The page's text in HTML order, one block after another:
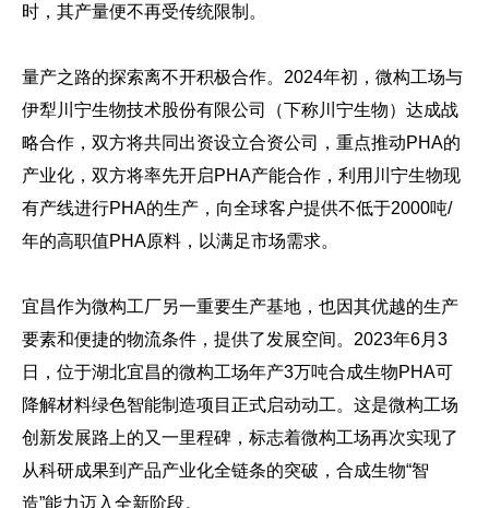
时，其产量便不再受传统限制。
量产之路的探索离不开积极合作。2024年初，微构工场与
伊犁川宁生物技术股份有限公司（下称川宁生物）达成战
略合作，双方将共同出资设立合资公司，重点推动PHA的
产业化，双方将率先开启PHA产能合作，利用川宁生物现
有产线进行PHA的生产，向全球客户提供不低于2000吨/
年的高职值PHA原料，以满足市场需求。
宜昌作为微构工厂另一重要生产基地，也因其优越的生产
要素和便捷的物流条件，提供了发展空间。2023年6月3
日，位于湖北宜昌的微构工场年产3万吨合成生物PHA可
降解材料绿色智能制造项目正式启动动工。这是微构工场
创新发展路上的又一里程碑，标志着微构工场再次实现了
从科研成果到产品产业化全链条的突破，合成生物“智
造”能力迈入全新阶段。